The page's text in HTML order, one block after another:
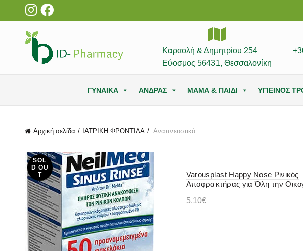
Καραολή & Δημητρίου 254
Εύοσμος 56431, Θεσσαλονίκη
ΓΥΝΑΙΚΑ ΑΝΔΡΑΣ ΜΑΜΑ & ΠΑΙΔΙ ΥΓΙΕΙΝΟΣ
Αρχική σελίδα ΙΑΤΡΙΚΗ ΦΡΟΝΤΙΔΑ Αναπνευστικά
SOL
D OU
T
Varousplast Happy Nose Ρινικός
Αποφρακτήρας για Όλη την
5.10€